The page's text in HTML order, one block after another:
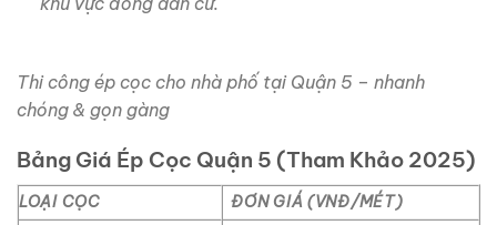
Thi công ép cọc cho nhà phố tại Quận 5 – nhanh
chóng & gọn gàng
Bảng Giá Ép Cọc Quận 5 (Tham Khảo 2025)
LOẠI CỌC
ĐƠN GIÁ (VNĐ/MÉT)